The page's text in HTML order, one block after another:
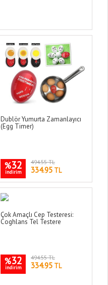
Dublör Yumurta Zamanlayıcı
(Egg Timer)
%32
indirim
494.55 TL
334.95 TL
Çok Amaçlı Cep Testeresi:
Coghlans Tel Testere
%32
indirim
494.55 TL
334.95 TL